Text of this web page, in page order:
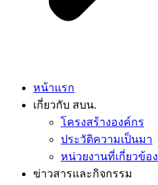
หน้าแรก
เกี่ยวกับ สบน.
โครงสร้างองค์กร
ประวัติความเป็นมา
หน่วยงานที่เกี่ยวข้อง
ข่าวสารและกิจกรรม